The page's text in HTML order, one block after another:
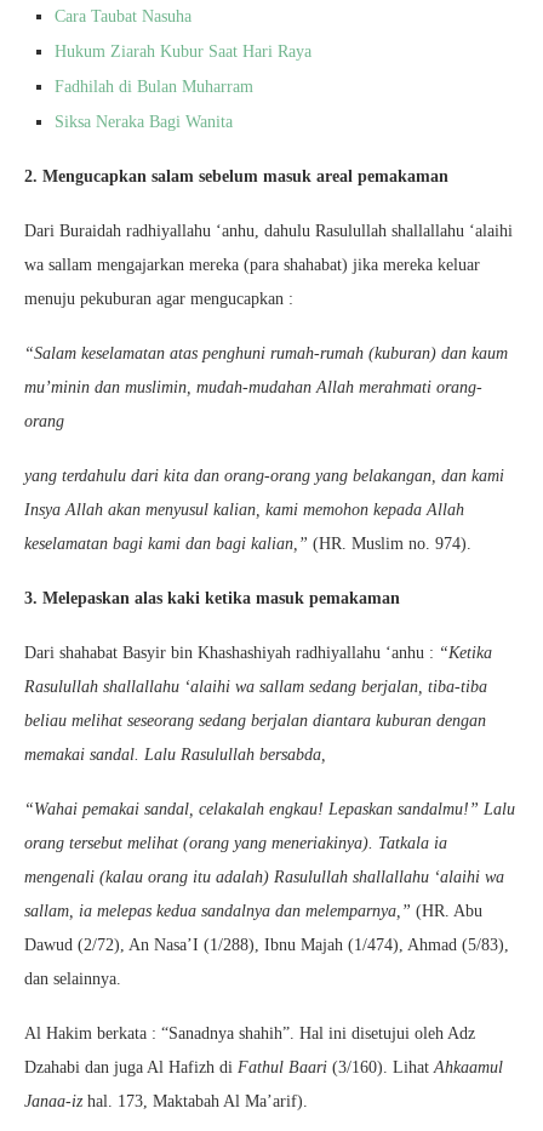
Cara Taubat Nasuha
Hukum Ziarah Kubur Saat Hari Raya
Fadhilah di Bulan Muharram
Siksa Neraka Bagi Wanita
2. Mengucapkan salam sebelum masuk areal pemakaman
Dari Buraidah radhiyallahu ‘anhu, dahulu Rasulullah shallallahu ‘alaihi
wa sallam mengajarkan mereka (para shahabat) jika mereka keluar
menuju pekuburan agar mengucapkan :
“Salam keselamatan atas penghuni rumah-rumah (kuburan) dan kaum
mu’minin dan muslimin, mudah-mudahan Allah merahmati orang-
orang
yang terdahulu dari kita dan orang-orang yang belakangan, dan kami
Insya Allah akan menyusul kalian, kami memohon kepada Allah
keselamatan bagi kami dan bagi kalian,” (HR. Muslim no. 974).
3. Melepaskan alas kaki ketika masuk pemakaman
Dari shahabat Basyir bin Khashashiyah radhiyallahu ‘anhu : “Ketika
Rasulullah shallallahu ‘alaihi wa sallam sedang berjalan, tiba-tiba
beliau melihat seseorang sedang berjalan diantara kuburan dengan
memakai sandal. Lalu Rasulullah bersabda,
“Wahai pemakai sandal, celakalah engkau! Lepaskan sandalmu!” Lalu
orang tersebut melihat (orang yang meneriakinya). Tatkala ia
mengenali (kalau orang itu adalah) Rasulullah shallallahu ‘alaihi wa
sallam, ia melepas kedua sandalnya dan melemparnya,” (HR. Abu
Dawud (2/72), An Nasa’I (1/288), Ibnu Majah (1/474), Ahmad (5/83),
dan selainnya.
Al Hakim berkata : “Sanadnya shahih”. Hal ini disetujui oleh Adz
Dzahabi dan juga Al Hafizh di Fathul Baari (3/160). LihatAhkaamul
Janaa-iz hal. 173, Maktabah Al Ma’arif).